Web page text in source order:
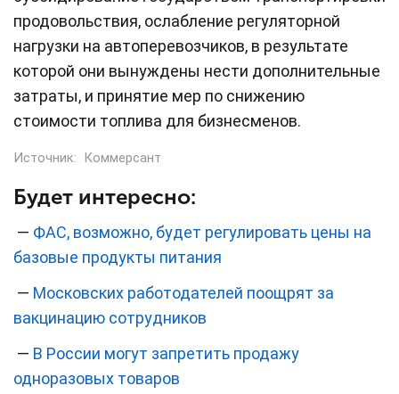
продовольствия, ослабление регуляторной
нагрузки на автоперевозчиков, в результате
которой они вынуждены нести дополнительные
затраты, и принятие мер по снижению
стоимости топлива для бизнесменов.
Источник: Коммерсант
Будет интересно:
— ФАС, возможно, будет регулировать цены на
базовые продукты питания
— Московских работодателей поощрят за
вакцинацию сотрудников
— В России могут запретить продажу
одноразовых товаров